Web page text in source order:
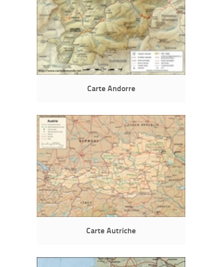
Carte Andorre
Carte Autriche